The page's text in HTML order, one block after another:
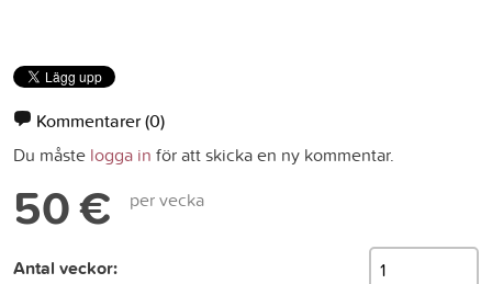
Kommentarer(0)
Du måste logga in för att skicka en ny kommentar.
50 € per vecka
Antal veckor: